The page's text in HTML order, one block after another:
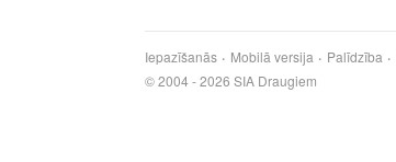
Iepazīšanās Mobilā versija Palīdzība
© 2004 - 2026 SIA Draugiem